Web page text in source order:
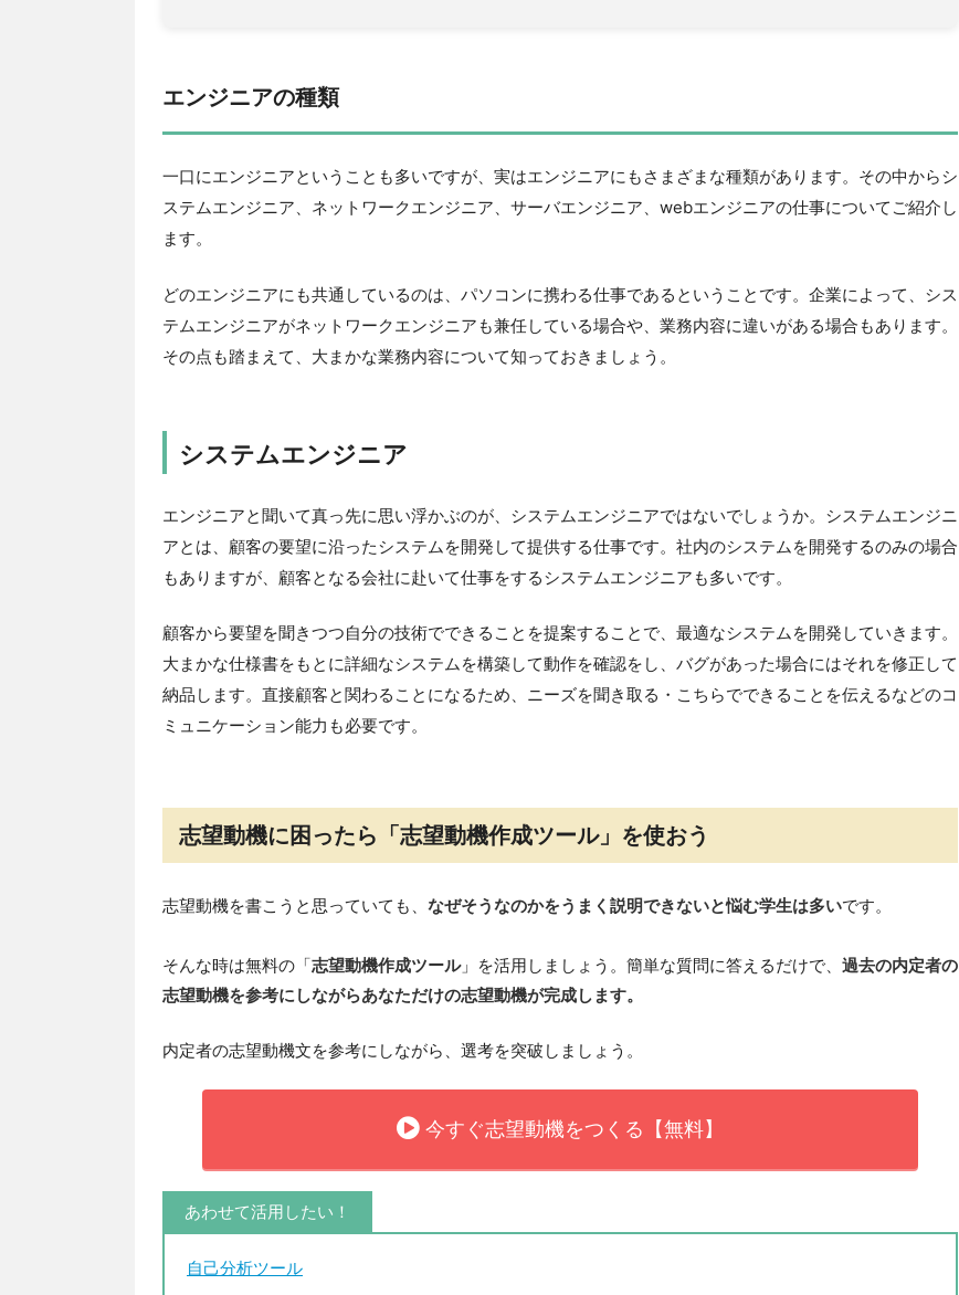
エンジニアの種類
一口にエンジニアということも多いですが、実はエンジニアにもさまざまな種類があります。その中からシ
ステムエンジニア、ネットワークエンジニア、サーバエンジニア、webエンジニアの仕事についてご紹介し
ます。
どのエンジニアにも共通しているのは、パソコンに携わる仕事であるということです。企業によって、シス
テムエンジニアがネットワークエンジニアも兼任している場合や、業務内容に違いがある場合もあります。
その点も踏まえて、大まかな業務内容について知っておきましょう。
システムエンジニア
エンジニアと聞いて真っ先に思い浮かぶのが、システムエンジニアではないでしょうか。システムエンジニ
アとは、顧客の要望に沿ったシステムを開発して提供する仕事です。社内のシステムを開発するのみの場合
もありますが、顧客となる会社に赴いて仕事をするシステムエンジニアも多いです。
顧客から要望を聞きつつ自分の技術でできることを提案することで、最適なシステムを開発していきます。
大まかな仕様書をもとに詳細なシステムを構築して動作を確認をし、バグがあった場合にはそれを修正して
納品します。直接顧客と関わることになるため、ニーズを聞き取る・こちらでできることを伝えるなどのコ
ミュニケーション能力も必要です。
志望動機に困ったら「志望動機作成ツール」を使おう
志望動機を書こうと思っていても、 なぜそうなのかをうまく説明できないと悩む学生は多いです。
そんな時は無料の「志望動機作成ツール」を活用しましょう。簡単な質問に答えるだけで、 過去の内定者の
志望動機を参考にしながらあなただけの志望動機が完成します。
内定者の志望動機文を参考にしながら、選考を突破しましょう。
今すぐ志望動機をつくる【無料】
あわせて活用したい！
自己分析ツール